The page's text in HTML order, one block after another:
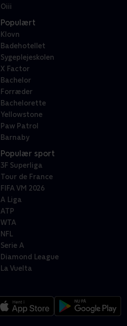
Oiii
Populært
Klovn
Badehotellet
Sygeplejeskolen
X Factor
Bachelor
Forræder
Bachelorette
Yellowstone
Paw Patrol
Barnaby
Populær sport
3F Superliga
Tour de France
FIFA VM 2026
A Liga
ATP
WTA
NFL
Serie A
Diamond League
La Vuelta